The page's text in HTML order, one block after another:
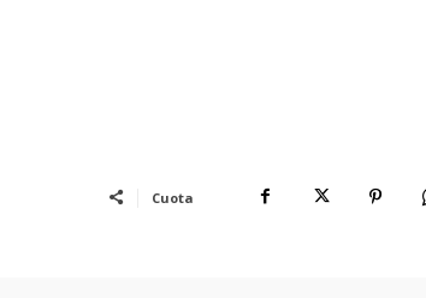
Cuota